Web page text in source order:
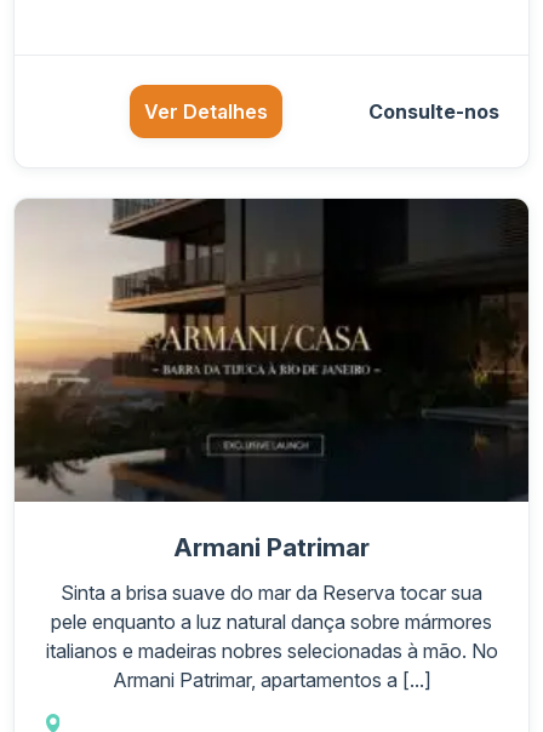
Ver Detalhes Consulte-nos
Armani Patrimar
Sinta a brisa suave do mar da Reserva tocar sua
pele enquanto a luz natural dança sobre mármores
italianos e madeiras nobres selecionadas à mão. No
Armani Patrimar, apartamentos a [...]